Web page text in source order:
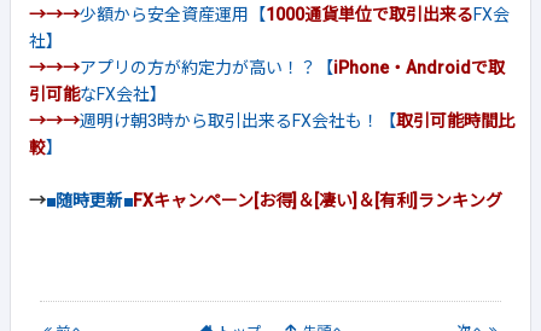
→→→少額から安全資産運用【1000通貨単位で取引出来るFX会
社】
→→→アプリの方が約定力が高い！？【iPhone・Androidで取
引可能なFX会社】
→→→週明け朝3時から取引出来るFX会社も！【取引可能時間比
較】
→■随時更新■FXキャンペーン[お得]＆[凄い]＆[有利]ランキング